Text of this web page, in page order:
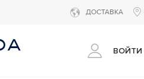
ДОСТАВКА
ВОЙТИ